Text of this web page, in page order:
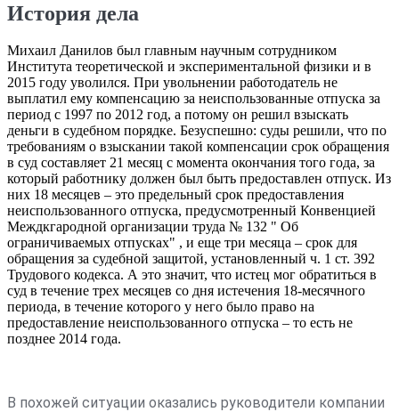
История дела
Михаил Данилов был главным научным сотрудником
Института теоретической и экспериментальной физики и в
2015 году уволился. При увольнении работодатель не
выплатил ему компенсацию за неиспользованные отпуска за
период с 1997 по 2012 год, а потому он решил взыскать
деньги в судебном порядке. Безуспешно: суды решили, что по
требованиям о взыскании такой компенсации срок обращения
в суд составляет 21 месяц с момента окончания того года, за
который работнику должен был быть предоставлен отпуск. Из
них 18 месяцев – это предельный срок предоставления
неиспользованного отпуска, предусмотренный Конвенцией
Междкгародной организации труда № 132 " Об
ограничиваемых отпусках" , и еще три месяца – срок для
обращения за судебной защитой, установленный ч. 1 ст. 392
Трудового кодекса. А это значит, что истец мог обратиться в
суд в течение трех месяцев со дня истечения 18-месячного
периода, в течение которого у него было право на
предоставление неиспользованного отпуска – то есть не
позднее 2014 года.
В похожей ситуации оказались руководители компании